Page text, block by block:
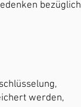
bezüglich
werden,